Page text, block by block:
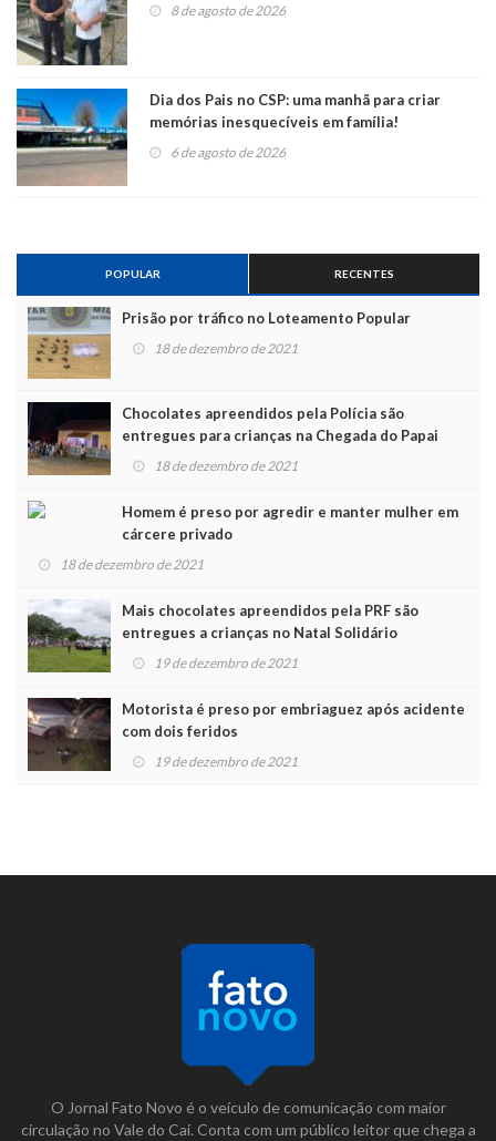
8 de agosto de 2026
Dia dos Pais no CSP: uma manhã para criar
memórias inesquecíveis em família!
6 de agosto de 2026
POPULAR RECENTES
Prisão por tráfico no Loteamento Popular
18 de dezembro de 2021
Chocolates apreendidos pela Polícia são
entregues para crianças na Chegada do Papai
Noel 18 de dezembro de 2021
Homem é preso por agredir e manter mulher em
cárcere privado
18 de dezembro de 2021
Mais chocolates apreendidos pela PRF são
entregues a crianças no Natal Solidário
19 de dezembro de 2021
Motorista é preso por embriaguez após acidente
com dois feridos
19 de dezembro de 2021
O Jornal Fato Novo é o veículo de comunicação com maior
circulação no Vale do Caí. Conta com um público leitor que chega a